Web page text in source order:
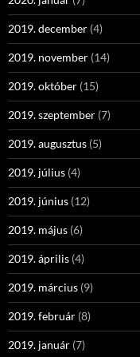
2019. december (4)
2019. november (14)
2019. október (15)
2019. szeptember (7)
2019. augusztus (5)
2019. július (4)
2019. június (12)
2019. május (6)
2019. április (4)
2019. március (9)
2019. február (8)
2019. január (7)